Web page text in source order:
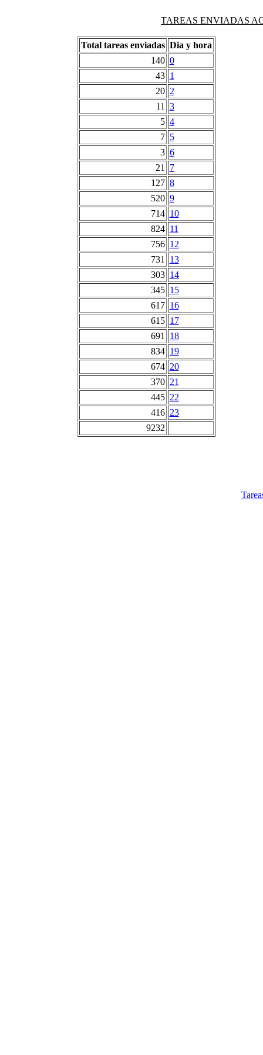
TAREAS ENVIADAS
Total tareas enviadas Dia y hora
140 0
43 1
20 2
11
3
5 4
7 5
3 6
21
7
127 8
520 9
714 10
824 11
756 12
731
13
303 14
345 15
617 16
615 17
691
18
834 19
674 20
370 21
445 22
416 23
9232